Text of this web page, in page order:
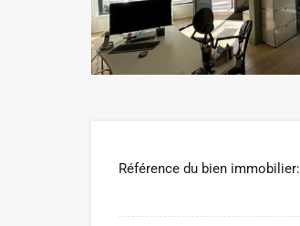
Référence du bien immobilier: